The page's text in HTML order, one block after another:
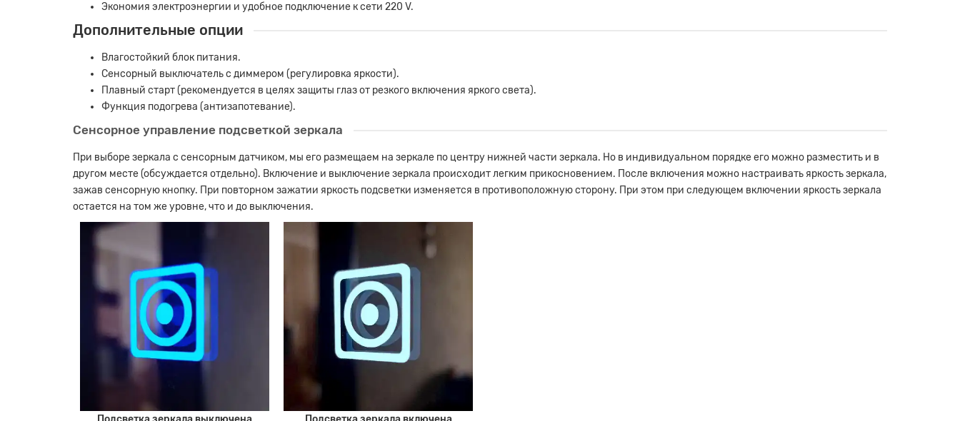
Экономия электроэнергии и удобное подключение к сети 220 V.
Дополнительные опции
Влагостойкий блок питания.
Сенсорный выключатель с диммером (регулировка яркости).
Плавный старт (рекомендуется в целях защиты глаз от резкого включения яркого света).
Функция подогрева (антизапотевание).
Сенсорное управление подсветкой зеркала
При выборе зеркала с сенсорным датчиком, мы его размещаем на зеркале по центру нижней части зеркала. Но в индивидуальном порядке его можно разместить и в
другом месте (обсуждается отдельно). Включение и выключение зеркала происходит легким прикосновением. После включения можно настраивать яркость зеркала,
зажав сенсорную кнопку. При повторном зажатии яркость подсветки изменяется в противоположную сторону. При этом при следующем включении яркость зеркала
остается на том же уровне, что и до выключения.